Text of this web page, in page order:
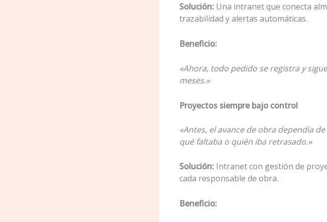
Solución: Una intranet que conecta
trazabilidad y alertas automáticas.
Beneficio:
«Ahora, todo pedido se registra y
meses.»
Proyectos siempre bajo control
«Antes, el avance de obra dependía
qué faltaba o quién iba retrasado.»
Solución: Intranet con gestión de
cada responsable de obra.
Beneficio: